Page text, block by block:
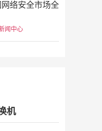
络安全市场全
闻中心
机